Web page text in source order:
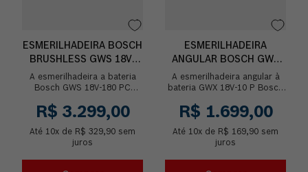
ESMERILHADEIRA BOSCH
BRUSHLESS GWS 18V-
180 PC 1500W SEM
BATERIA
A esmerilhadeira a bateria
Bosch GWS 18V-180 PC
equivalente a uma ferramenta
com cabo de 1500W, g...
R$ 3.299,00
Até 10x de R$ 329,90 sem
juros
ESMERILHADEIRA
ANGULAR BOSCH GWX
18V-10 P SEM BATERIA
A esmerilhadeira angular à
bateria GWX 18V-10 P Bosch
a uma ferramenta à cabo de
1000W. Alé...
R$ 1.699,00
Até 10x de R$ 169,90 sem
juros